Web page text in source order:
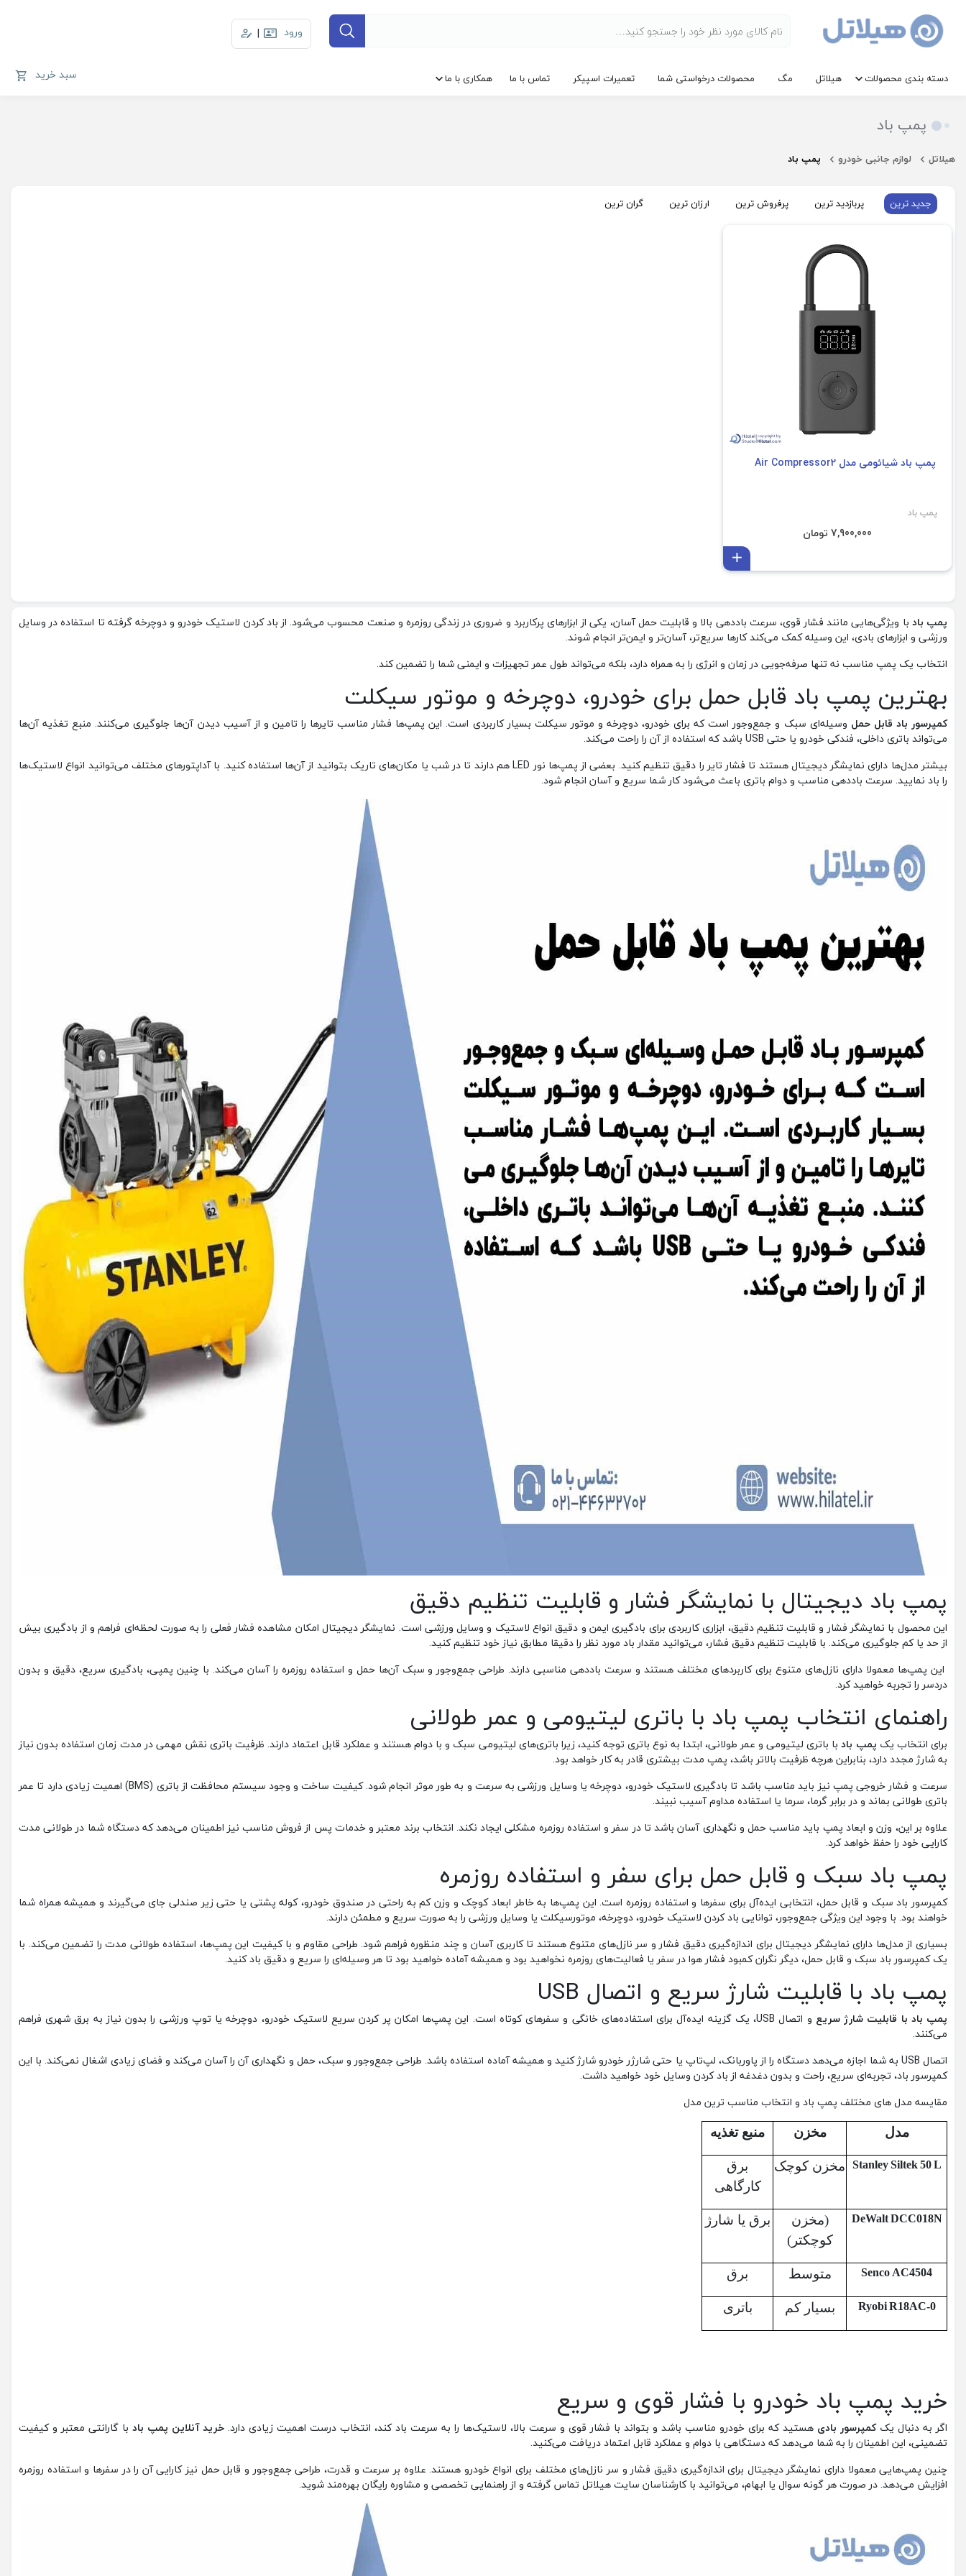
ورود |
دسته بندی محصولات هیلاتل مگ محصولات درخواستی شما تعمیرات اسپیکر تماس با ما همکاری با ما سبد خرید
پمپ باد
هیلاتل لوازم جانبی خودرو پمپ باد
جدید ترین پربازدید ترین پرفروش ترین ارزان ترین گران ترین
پمپ باد شیائومی مدل Air Compressor2
پمپ باد
7,900,000 تومان
پمپ باد با ویژگی‌هایی مانند فشار قوی، سرعت باددهی بالا و قابلیت حمل آسان، یکی از ابزارهای پرکاربرد و ضروری در زندگی روزمره و صنعت محسوب می‌شود. از باد کردن لاستیک خودرو و دوچرخه گرفته تا استفاده در وسایل
ورزشی و ابزارهای بادی، این وسیله کمک می‌کند کارها سریع‌تر، آسان‌تر و ایمن‌تر انجام شوند.
انتخاب یک پمپ مناسب نه تنها صرفه‌جویی در زمان و انرژی را به همراه دارد، بلکه می‌تواند طول عمر تجهیزات و ایمنی شما را تضمین کند.
بهترین پمپ باد قابل حمل برای خودرو، دوچرخه و موتور سیکلت
کمپرسور باد قابل حمل وسیله‌ای سبک و جمع‌وجور است که برای خودرو، دوچرخه و موتور سیکلت بسیار کاربردی است. این پمپ‌ها فشار مناسب تایرها را تامین و از آسیب دیدن آن‌ها جلوگیری می‌کنند. منبع تغذیه آن‌ها
می‌تواند باتری داخلی، فندکی خودرو یا حتی USB باشد که استفاده از آن را راحت می‌کند.
بیشتر مدل‌ها دارای نمایشگر دیجیتال هستند تا فشار تایر را دقیق تنظیم کنید. بعضی از پمپ‌ها نور LED هم دارند تا در شب یا مکان‌های تاریک بتوانید از آن‌ها استفاده کنید. با آداپتورهای مختلف می‌توانید انواع لاستیک‌ها
را باد نمایید. سرعت باددهی مناسب و دوام باتری باعث می‌شود کار شما سریع و آسان انجام شود.
پمپ باد دیجیتال با نمایشگر فشار و قابلیت تنظیم دقیق
این محصول با نمایشگر فشار و قابلیت تنظیم دقیق، ابزاری کاربردی برای بادگیری ایمن و دقیق انواع لاستیک و وسایل ورزشی است. نمایشگر دیجیتال امکان مشاهده فشار فعلی را به ‌صورت لحظه‌ای فراهم و از بادگیری بیش
از حد یا کم جلوگیری می‌کند. با قابلیت تنظیم دقیق فشار، می‌توانید مقدار باد مورد نظر را دقیقا مطابق نیاز خود تنظیم کنید.
این پمپ‌ها معمولا دارای نازل‌های متنوع برای کاربردهای مختلف هستند و سرعت باددهی مناسبی دارند. طراحی جمع‌وجور و سبک آن‌ها حمل و استفاده روزمره را آسان می‌کند. با چنین پمپی، بادگیری سریع، دقیق و بدون
دردسر را تجربه خواهید کرد.
راهنمای انتخاب پمپ باد با باتری لیتیومی و عمر طولانی
برای انتخاب یک پمپ باد با باتری لیتیومی و عمر طولانی، ابتدا به نوع باتری توجه کنید، زیرا باتری‌های لیتیومی سبک و با دوام هستند و عملکرد قابل اعتماد دارند. ظرفیت باتری نقش مهمی در مدت زمان استفاده بدون نیاز
به شارژ مجدد دارد، بنابراین هرچه ظرفیت بالاتر باشد، پمپ مدت بیشتری قادر به کار خواهد بود.
سرعت و فشار خروجی پمپ نیز باید مناسب باشد تا بادگیری لاستیک خودرو، دوچرخه یا وسایل ورزشی به سرعت و به‌ طور موثر انجام شود. کیفیت ساخت و وجود سیستم محافظت از باتری (BMS) اهمیت زیادی دارد تا عمر
باتری طولانی بماند و در برابر گرما، سرما یا استفاده مداوم آسیب نبیند.
علاوه بر این، وزن و ابعاد پمپ باید مناسب حمل و نگهداری آسان باشد تا در سفر و استفاده روزمره مشکلی ایجاد نکند. انتخاب برند معتبر و خدمات پس از فروش مناسب نیز اطمینان می‌دهد که دستگاه شما در طولانی‌ مدت
کارایی خود را حفظ خواهد کرد.
پمپ باد سبک و قابل حمل برای سفر و استفاده روزمره
کمپرسور باد سبک و قابل حمل، انتخابی ایده‌آل برای سفرها و استفاده روزمره است. این پمپ‌ها به‌ خاطر ابعاد کوچک و وزن کم به ‌راحتی در صندوق خودرو، کوله پشتی یا حتی زیر صندلی جای می‌گیرند و همیشه همراه شما
خواهند بود. با وجود این ویژگی جمع‌وجور، توانایی باد کردن لاستیک خودرو، دوچرخه، موتورسیکلت یا وسایل ورزشی را به‌ صورت سریع و مطمئن دارند.
بسیاری از مدل‌ها دارای نمایشگر دیجیتال برای اندازه‌گیری دقیق فشار و سر نازل‌های متنوع هستند تا کاربری آسان و چند منظوره فراهم شود. طراحی مقاوم و با کیفیت این پمپ‌ها، استفاده طولانی ‌مدت را تضمین می‌کند. با
یک کمپرسور باد سبک و قابل حمل، دیگر نگران کمبود فشار هوا در سفر یا فعالیت‌های روزمره نخواهید بود و همیشه آماده خواهید بود تا هر وسیله‌ای را سریع و دقیق باد کنید.
پمپ باد با قابلیت شارژ سریع و اتصال USB
پمپ باد با قابلیت شارژ سریع
و اتصال USB، یک گزینه ایده‌آل برای استفاده‌های خانگی و سفرهای کوتاه است. این پمپ‌ها امکان پر کردن سریع لاستیک خودرو، دوچرخه یا توپ ورزشی را بدون نیاز به برق شهری فراهم
می‌کنند.
اتصال USB به شما اجازه می‌دهد دستگاه را از پاوربانک، لپ‌تاپ یا حتی شارژر خودرو شارژ کنید و همیشه آماده استفاده باشد. طراحی جمع‌وجور و سبک، حمل و نگهداری آن را آسان می‌کند و فضای زیادی اشغال نمی‌کند. با این
کمپرسور باد، تجربه‌ای سریع، راحت و بدون دغدغه از باد کردن وسایل خود خواهید داشت.
مقایسه مدل ‌های مختلف پمپ باد و انتخاب مناسب‌ ترین مدل
مدل مخزن منبع تغذیه
Stanley Siltek 50 L مخزن کوچک
برق
کارگاهی
DeWalt DCC018N
(مخزن
کوچکتر)
برق یا شارژ
Senco AC4504 متوسط برق
Ryobi R18AC-0 بسیار کم باتری
خرید پمپ باد خودرو با فشار قوی و سریع
اگر به دنبال یککمپرسور بادی هستید که برای خودرو مناسب باشد و بتواند با فشار قوی و سرعت بالا، لاستیک‌ها را به سرعت باد کند، انتخاب درست اهمیت زیادی دارد. خرید آنلاین پمپ باد با گارانتی معتبر و کیفیت
تضمینی، این اطمینان را به شما می‌دهد که دستگاهی با دوام و عملکرد قابل اعتماد دریافت می‌کنید.
چنین پمپ‌هایی معمولا دارای نمایشگر دیجیتال برای اندازه‌گیری دقیق فشار و سر نازل‌های مختلف برای انواع خودرو هستند. علاوه بر سرعت و قدرت، طراحی جمع‌وجور و قابل حمل نیز کارایی آن را در سفرها و استفاده روزمره
افزایش می‌دهد. در صورت هر گونه سوال یا ابهام، می‌توانید با کارشناسان سایت هیلاتل تماس گرفته و از راهنمایی تخصصی و مشاوره رایگان بهره‌مند شوید.